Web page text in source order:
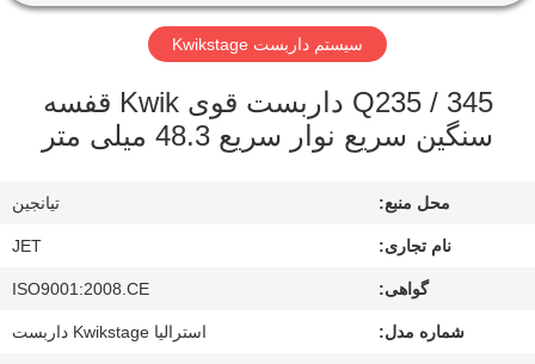
تور
کنترل
سیستم داربست Kwikstage
Q235 / 345 داربست قوی Kwik قفسه
سنگین سریع نوار سریع 48.3 میلی متر
محل منبع: تیانجین
نام تجاری: JET
گواهی: ISO9001:2008.CE
شماره مدل: استرالیا Kwikstage داربست